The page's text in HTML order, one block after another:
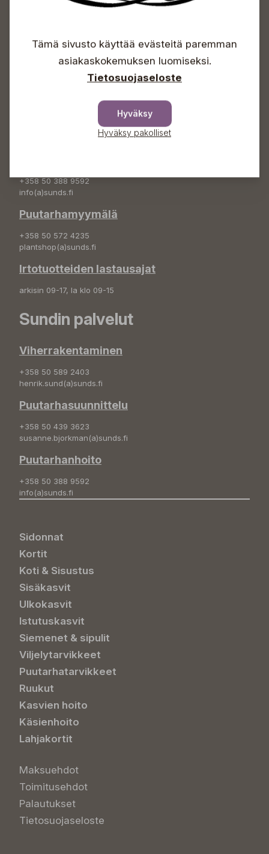
Lauantaisin 09-16
Info & vaihde
+358 50 388 9592
+358 50 388 9592
info(a)sunds.fi
Puutarhamyymälä
+358 50 572 4235
plantshop(a)sunds.fi
Irtotuotteiden lastausajat
arkisin 09-17, la klo 09-15
Sundin palvelut
Viherrakentaminen
+358 50 589 2403
henrik.sund(a)sunds.fi
Puutarhasuunnittelu
+358 50 439 3623
susanne.bjorkman(a)sunds.fi
Puutarhanhoito
+358 50 388 9592
info(a)sunds.fi
Sidonnat
Kortit
Koti & Sisustus
Sisäkasvit
Ulkokasvit
Istutuskasvit
Siemenet & sipulit
Viljelytarvikkeet
Puutarhatarvikkeet
Ruukut
Kasvien hoito
Käsienhoito
Lahjakortit
Maksuehdot
Toimitusehdot
Palautukset
Tietosuojaseloste
Tämä sivusto käyttää evästeitä paremman
asiakaskokemuksen luomiseksi.
Tietosuojaseloste
Hyväksy
Hyväksy pakolliset